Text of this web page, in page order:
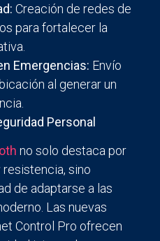
Creación de redes de
para fortalecer la
Emergencias: Envío
al generar un
Personal
no solo destaca por
sino
de adaptarse a las
Las nuevas
Control Pro ofrecen